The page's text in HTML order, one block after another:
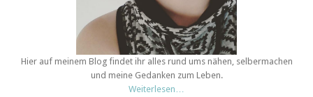
Hier auf meinem Blog findet ihr alles rund ums nähen, selbermachen
und meine Gedanken zum Leben.
Weiterlesen…